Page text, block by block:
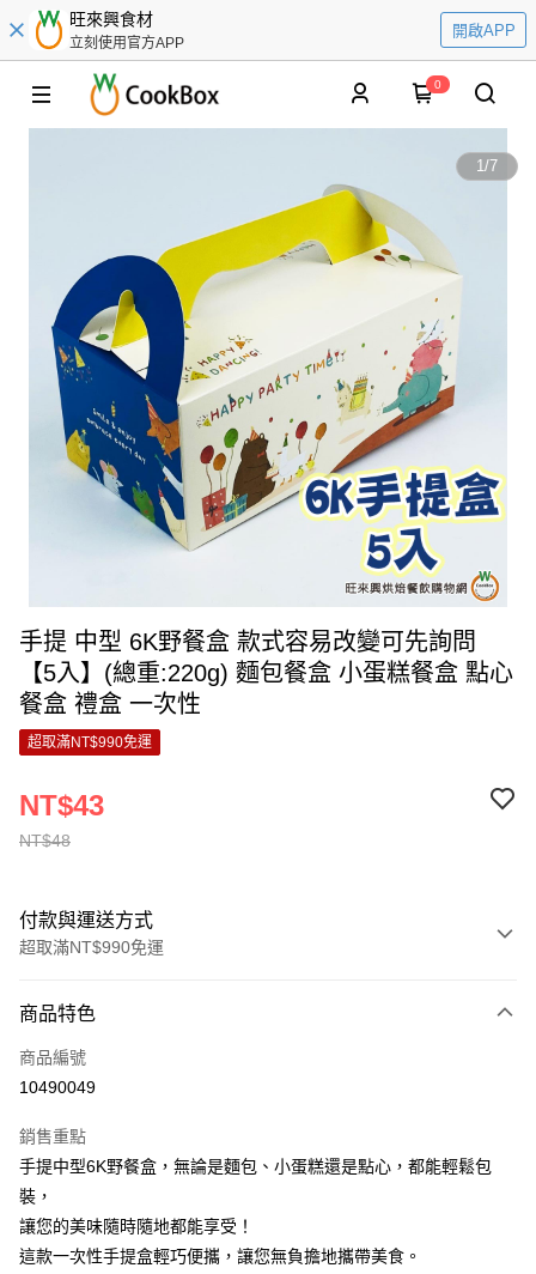
旺來興食材
立刻使用官方APP
開啟APP
0
1/7
手提 中型 6K野餐盒 款式容易改變可先詢問
【5入】(總重:220g) 麵包餐盒 小蛋糕餐盒 點心
餐盒 禮盒 一次性
超取滿NT$990免運
NT$48
NT$43
付款與運送方式
超取滿NT$990免運
信用卡一次付款
超商取貨付款
Apple Pay
街口支付
悠遊付
商品特色
商品編號
10490049
銷售重點
手提中型6K野餐盒，無論是麵包、小蛋糕還是點心，都能輕鬆包
裝，
讓您的美味隨時隨地都能享受！
這款一次性手提盒輕巧便攜，讓您無負擔地攜帶美食。